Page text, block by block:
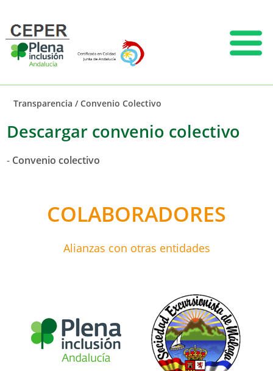
Transparencia /Convenio Colectivo
Descargar convenio colectivo
- Convenio colectivo
COLABORADORES
Alianzas con otras entidades